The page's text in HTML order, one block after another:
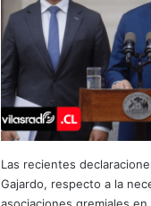
Las recientes
Gajardo, respecto a la
asociaciones gremiales en